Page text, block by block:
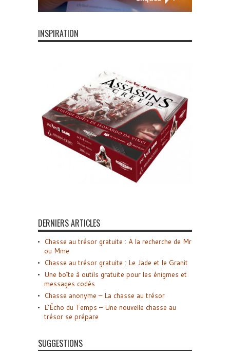
INSPIRATION
DERNIERS ARTICLES
Chasse au trésor gratuite : A la recherche de Mr
ou Mme
Chasse au trésor gratuite : Le Jade et le Granit
Une boîte à outils gratuite pour les énigmes et
messages codés
Chasse anonyme – La chasse au trésor
L’Écho du Temps – Une nouvelle chasse au
trésor se prépare
SUGGESTIONS